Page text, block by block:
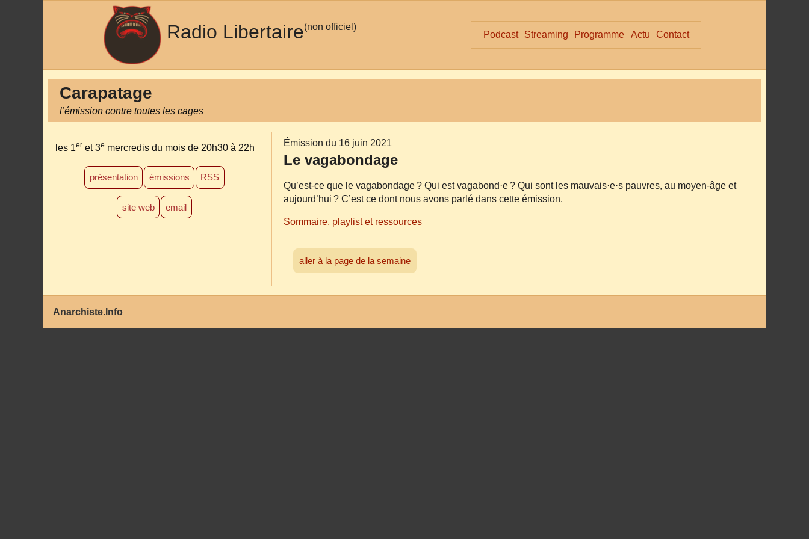
Radio Libertaire(non officiel)
Podcast Streaming Programme Actu Contact
Carapatage
l’émission contre toutes les cages
les 1er et 3e mercredis du mois de 20h30 à 22h
présentation émissions RSS
site web email
Émission du 16 juin 2021
Le vagabondage
Qu’est-ce que le vagabondage ? Qui est vagabond·e ? Qui sont les mauvais·e·s pauvres, au moyen-âge et
aujourd’hui ? C’est ce dont nous avons parlé dans cette émission.
Sommaire, playlist et ressources
aller à la page de la semaine
Anarchiste.Info